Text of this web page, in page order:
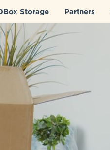
Storage Partners